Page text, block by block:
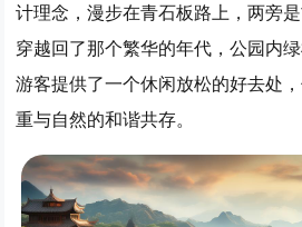
计理念，漫步在青石板路上，两旁
穿越回了那个繁华的年代，公园内
游客提供了一个休闲放松的好去处
重与自然的和谐共存。